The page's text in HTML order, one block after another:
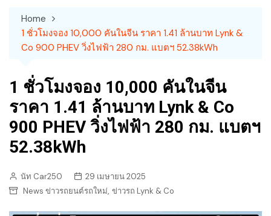
Home
1 ชั่วโมงจอง 10,000 คันในจีน ราคา 1.41 ล้านบาท Lynk &
Co 900 PHEV วิ่งไฟฟ้า 280 กม. แบตฯ 52.38kWh
1 ชั่วโมงจอง 10,000 คันในจีน
ราคา 1.41 ล้านบาท Lynk & Co
900 PHEV วิ่งไฟฟ้า 280 กม. แบตฯ
52.38kWh
นัท Car250
29 เมษายน 2025
News ข่าวรถยนต์รถใหม่, ข่าวรถ Lynk & Co